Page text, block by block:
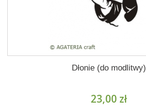
Dłonie (do modlitwy)
23,00 zł